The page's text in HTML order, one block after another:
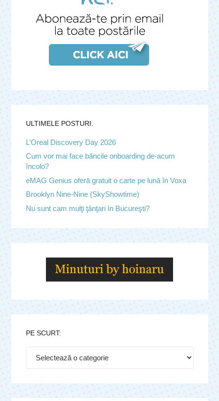
ULTIMELE POSTURI.
L’Oreal Discovery Day 2026
Cum vor mai face băncile onboarding de-acum
încolo?
eMAG Genius oferă gratuit o carte pe lună în Voxa
Brooklyn Nine-Nine (SkyShowtime)
Nu sunt cam mulţi ţânţari în Bucureşti?
PE SCURT: